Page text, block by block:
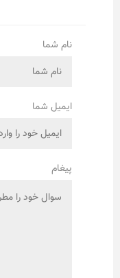
نام شما
ایمیل شما
پیغام